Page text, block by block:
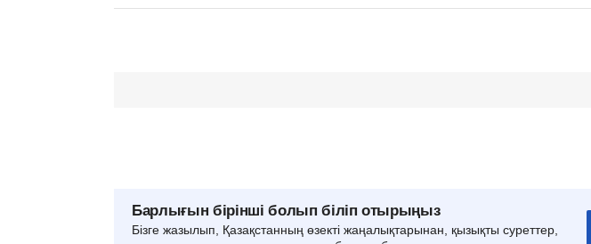
Барлығын бірінші болып біліп отырыңыз
Бізге жазылып, Қазақстанның өзекті жаңалықтарынан, қызықты суреттер,